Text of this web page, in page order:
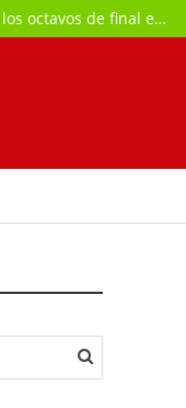
Aroma a candidata: Gauff saca boleto a los octavos de final en Toronto